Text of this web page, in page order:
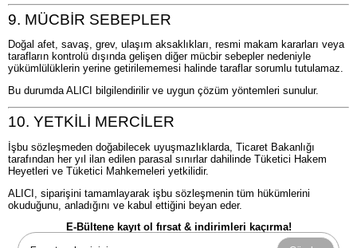
9. MÜCBİR SEBEPLER
Doğal afet, savaş, grev, ulaşım aksaklıkları, resmi makam kararları veya
tarafların kontrolü dışında gelişen diğer mücbir sebepler nedeniyle
yükümlülüklerin yerine getirilememesi halinde taraflar sorumlu tutulamaz.
Bu durumda ALICI bilgilendirilir ve uygun çözüm yöntemleri sunulur.
10. YETKİLİ MERCİLER
İşbu sözleşmeden doğabilecek uyuşmazlıklarda, Ticaret Bakanlığı
tarafından her yıl ilan edilen parasal sınırlar dahilinde Tüketici Hakem
Heyetleri ve Tüketici Mahkemeleri yetkilidir.
ALICI, siparişini tamamlayarak işbu sözleşmenin tüm hükümlerini
okuduğunu, anladığını ve kabul ettiğini beyan eder.
E-Bültene kayıt ol fırsat & indirimleri kaçırma!